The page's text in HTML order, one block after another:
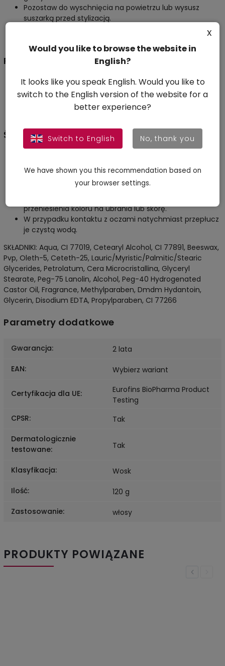
Pozostaw do wyschnięcia na powietrzu lub wysusz
suszarką przed stylizacją.
Porady
Aby uzyskać delikatniejszy efekt, nałóż odżywkę przed
aplikacją wosku.
Jeśli wosk dostanie się na skórę, usuń go za pomocą
chusteczki do demakijażu.
Środki ostrożności
zewnętrznego.
Efekt końcowy może się różnić w zależności od rodzaju
włosów, ich koloru oraz ilości zastosowanego produktu.
przeniesienia koloru na ubrania lub skórę.
W przypadku kontaktu z oczami natychmiast przepłucz
je czystą wodą.
SKŁADNIKI: Aqua, CI 77019, Cetearyl Alcohol, CI 77891, Beeswax,
Pvp, Oleth-5, Ceteth-25, Lauric/Myristic/Palmitic/Stearic
Glycerides, Petrolatum, Cera Microcristallina, Glyceryl
Stearate, Peg-75 Lanolin, Alcohol, Peg-40 Hydrogenated
Castor Oil, Fragrance, Methylparaben, Dmdm Hydantoin,
Glycerin, Disodium EDTA, Propylparaben, CI 77266
Parametry dodatkowe
Gwarancja:
2 lata
EAN: Wybierz wariant
Certyfikacja dla UE:
Eurofins BioPharma Product
Testing
CPSR:
Tak
Dermatologicznie
testowane: Tak
Klasyfikacja:
Wosk
Ilość:
120 g
Zastosowanie: włosy
PRODUKTY POWIĄZANE
Previous
Would you like to browse the website in
English?
x
It looks like you speak English. Would you like to
switch to the English version of the website for a
better experience?
Switch to English No, thank you
We have shown you this recommendation based on
your browser settings.